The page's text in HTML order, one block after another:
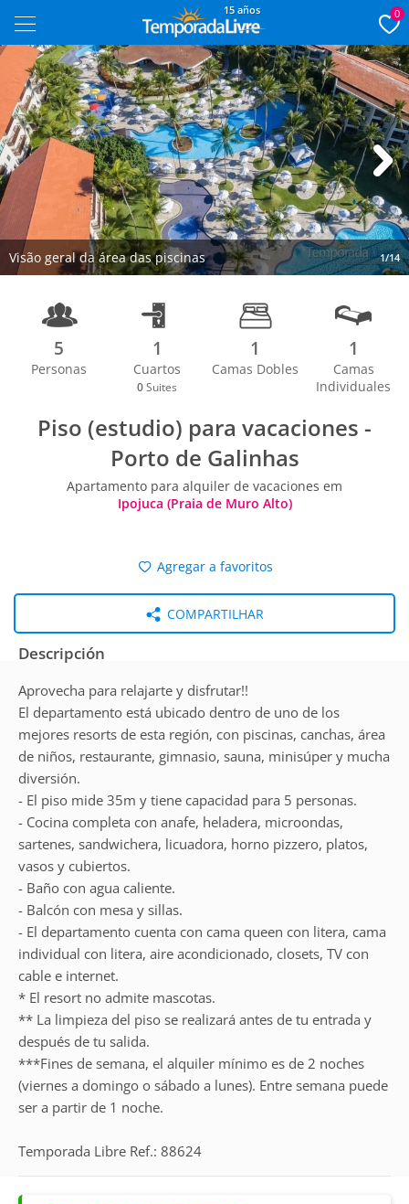
15 años 0
Visão geral da área das piscinas 1/14
Next
5
Personas
1
Cuartos
0 Suites
1
Camas Dobles
1
Camas
Individuales
Piso (estudio) para vacaciones -
Porto de Galinhas
Apartamento para alquiler de vacaciones em
Ipojuca (Praia de Muro Alto)
Agregar a favoritos
COMPARTILHAR
Descripción
Aprovecha para relajarte y disfrutar!!
El departamento está ubicado dentro de uno de los
mejores resorts de esta región, con piscinas, canchas, área
de niños, restaurante, gimnasio, sauna, minisúper y mucha
diversión.
- El piso mide 35m y tiene capacidad para 5 personas.
- Cocina completa con anafe, heladera, microondas,
sartenes, sandwichera, licuadora, horno pizzero, platos,
vasos y cubiertos.
- Baño con agua caliente.
- Balcón con mesa y sillas.
- El departamento cuenta con cama queen con litera, cama
individual con litera, aire acondicionado, closets, TV con
cable e internet.
* El resort no admite mascotas.
** La limpieza del piso se realizará antes de tu entrada y
después de tu salida.
***Fines de semana, el alquiler mínimo es de 2 noches
(viernes a domingo o sábado a lunes). Entre semana puede
ser a partir de 1 noche.
Temporada Libre Ref.: 88624